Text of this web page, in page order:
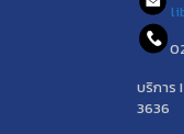
บริการ
3636